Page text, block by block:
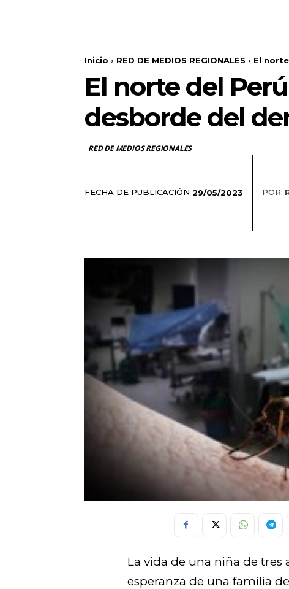
Inicio RED DE MEDIOS REGIONALES El
El norte del
desborde del
RED DE MEDIOS REGIONALES
FECHA DE PUBLICACIÓN 29/05/2023 POR:
La vida de una niña de tres
esperanza de una familia